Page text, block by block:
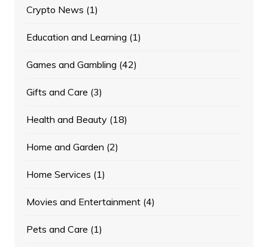
Crypto News (1)
Education and Learning (1)
Games and Gambling (42)
Gifts and Care (3)
Health and Beauty(18)
Home and Garden (2)
Home Services (1)
Movies and Entertainment(4)
Pets and Care (1)